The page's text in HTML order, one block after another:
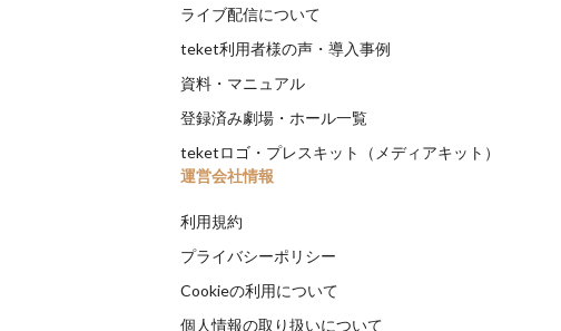
ライブ配信について
teket利用者様の声・導入事例
資料・マニュアル
登録済み劇場・ホール一覧
teketロゴ・プレスキット（メディアキット）
運営会社情報
利用規約
プライバシーポリシー
Cookieの利用について
個人情報の取り扱いについて